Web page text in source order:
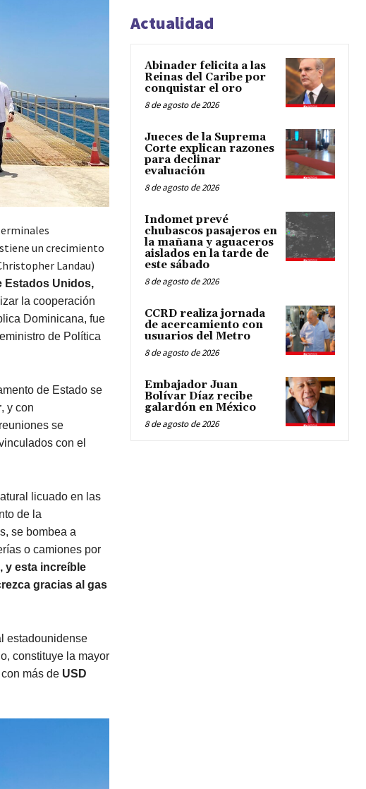
un crecimiento
Landau)
Estados Unidos,
la cooperación
Dominicana, fue
de Política
de Estado se
, y con
se
con el
licuado en las
de la
se bombea a
o camiones por
y esta increíble
gracias al gas
estadounidense
constituye la mayor
más de USD
Actualidad
Abinader felicita a las
Reinas del Caribe por
conquistar el oro
8 de agosto de 2026
Jueces de la Suprema
Corte explican razones
para declinar
evaluación
8 de agosto de 2026
Indomet prevé
chubascos pasajeros en
la mañana y aguaceros
aislados en la tarde de
este sábado
8 de agosto de 2026
CCRD realiza jornada
de acercamiento con
usuarios del Metro
8 de agosto de 2026
Embajador Juan
Bolívar Díaz recibe
galardón en México
8 de agosto de 2026